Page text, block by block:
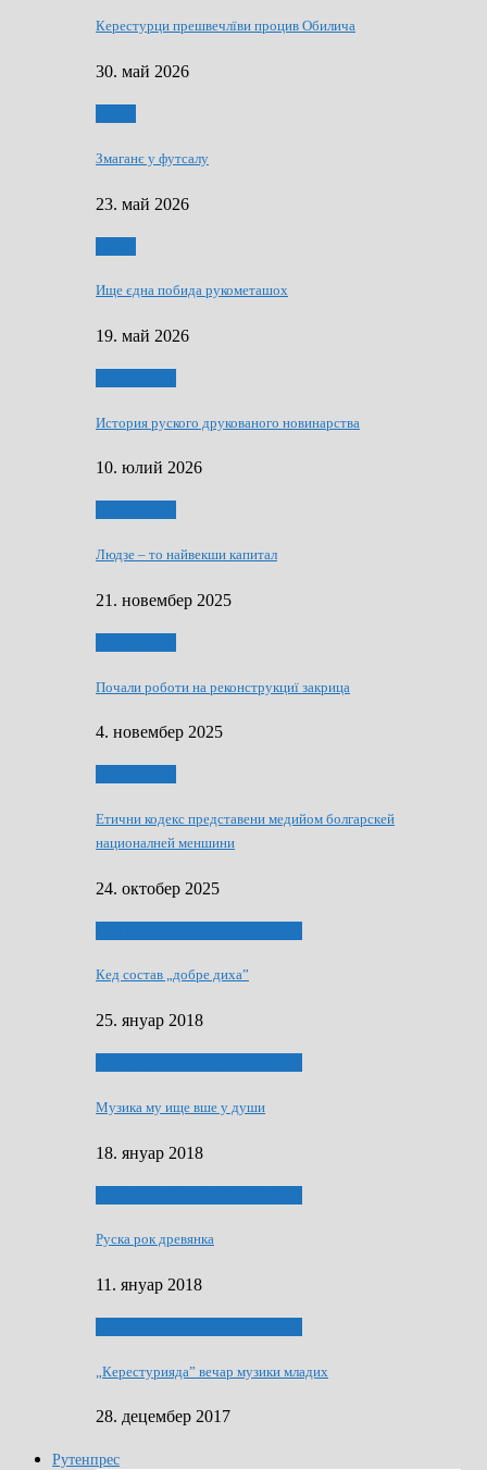
Керестурци прешвечлїви процив Обилича
30. май 2026
Змаганє у футсалу
23. май 2026
Ище єдна побида рукометашох
19. май 2026
История руского друкованого новинарства
10. юлий 2026
Людзе – то найвекши капитал
21. новембер 2025
Почали роботи на реконструкциї закрица
4. новембер 2025
Етични кодекс представени медийом болгарскей
националней меншини
24. октобер 2025
Кед состав „добре диха”
25. януар 2018
Музика му ище вше у души
18. януар 2018
Руска рок древянка
11. януар 2018
„Керестурияда” вечар музики младих
28. децембер 2017
Рутенпрес